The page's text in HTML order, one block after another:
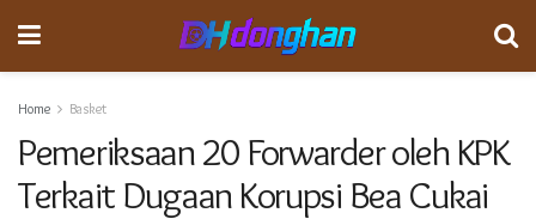
Home Basket
Pemeriksaan 20 Forwarder oleh KPK
Terkait Dugaan Korupsi Bea Cukai